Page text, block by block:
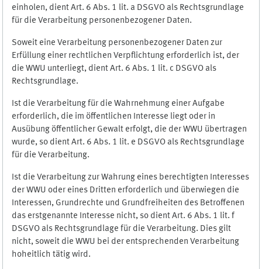
einholen, dient Art. 6 Abs. 1 lit. a DSGVO als Rechtsgrundlage
für die Verarbeitung personenbezogener Daten.
Soweit eine Verarbeitung personenbezogener Daten zur
Erfüllung einer rechtlichen Verpflichtung erforderlich ist, der
die WWU unterliegt, dient Art. 6 Abs. 1 lit. c DSGVO als
Rechtsgrundlage.
Ist die Verarbeitung für die Wahrnehmung einer Aufgabe
erforderlich, die im öffentlichen Interesse liegt oder in
Ausübung öffentlicher Gewalt erfolgt, die der WWU übertragen
wurde, so dient Art. 6 Abs. 1 lit. e DSGVO als Rechtsgrundlage
für die Verarbeitung.
Ist die Verarbeitung zur Wahrung eines berechtigten Interesses
der WWU oder eines Dritten erforderlich und überwiegen die
Interessen, Grundrechte und Grundfreiheiten des Betroffenen
das erstgenannte Interesse nicht, so dient Art. 6 Abs. 1 lit. f
DSGVO als Rechtsgrundlage für die Verarbeitung. Dies gilt
nicht, soweit die WWU bei der entsprechenden Verarbeitung
hoheitlich tätig wird.